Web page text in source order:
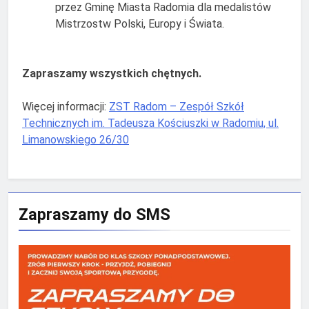
przez Gminę Miasta Radomia dla medalistów
Mistrzostw Polski, Europy i Świata.
Zapraszamy wszystkich chętnych.
Więcej informacji: ZST Radom – Zespół Szkół
Technicznych im. Tadeusza Kościuszki w Radomiu, ul.
Limanowskiego 26/30
Zapraszamy do SMS